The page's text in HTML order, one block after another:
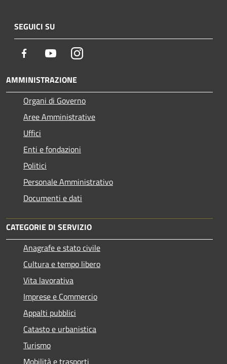
SEGUICI SU
Facebook YoutubeInstagram
AMMINISTRAZIONE
Organi di Governo
Aree Amministrative
Uffici
Enti e fondazioni
Politici
Personale Amministrativo
Documenti e dati
CATEGORIE DI SERVIZIO
Anagrafe e stato civile
Cultura e tempo libero
Vita lavorativa
Imprese e Commercio
Appalti pubblici
Catasto e urbanistica
Turismo